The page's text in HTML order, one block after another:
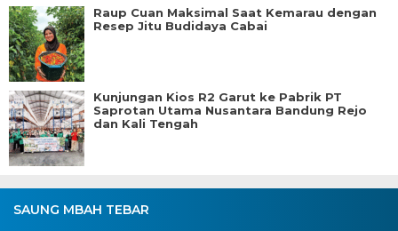
Raup Cuan Maksimal Saat Kemarau dengan
Resep Jitu Budidaya Cabai
Kunjungan Kios R2 Garut ke Pabrik PT
Saprotan Utama Nusantara Bandung Rejo
dan Kali Tengah
SAUNG MBAH TEBAR